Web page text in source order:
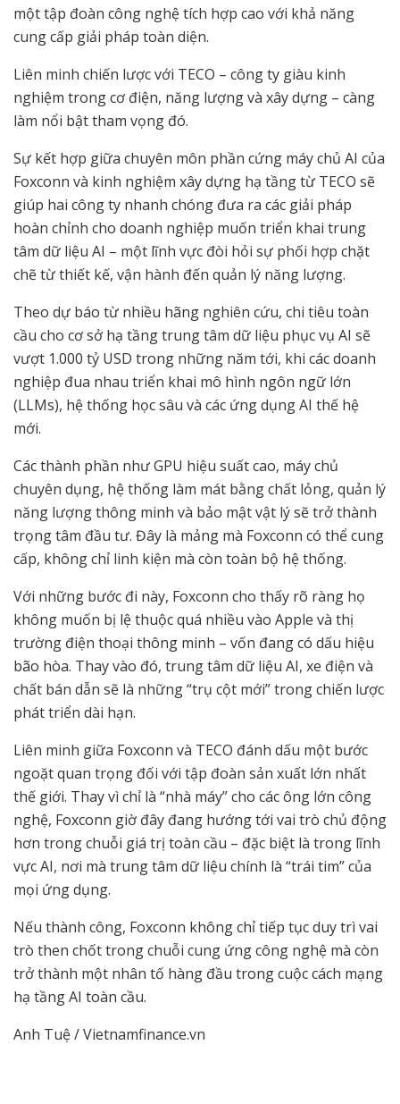
một tập đoàn công nghệ tích hợp cao với khả năng
cung cấp giải pháp toàn diện.
Liên minh chiến lược với TECO – công ty giàu kinh
nghiệm trong cơ điện, năng lượng và xây dựng – càng
làm nổi bật tham vọng đó.
Sự kết hợp giữa chuyên môn phần cứng máy chủ AI của
Foxconn và kinh nghiệm xây dựng hạ tầng từ TECO sẽ
giúp hai công ty nhanh chóng đưa ra các giải pháp
hoàn chỉnh cho doanh nghiệp muốn triển khai trung
tâm dữ liệu AI – một lĩnh vực đòi hỏi sự phối hợp chặt
chẽ từ thiết kế, vận hành đến quản lý năng lượng.
Theo dự báo từ nhiều hãng nghiên cứu, chi tiêu toàn
cầu cho cơ sở hạ tầng trung tâm dữ liệu phục vụ AI sẽ
vượt 1.000 tỷ USD trong những năm tới, khi các doanh
nghiệp đua nhau triển khai mô hình ngôn ngữ lớn
(LLMs), hệ thống học sâu và các ứng dụng AI thế hệ
mới.
Các thành phần như GPU hiệu suất cao, máy chủ
chuyên dụng, hệ thống làm mát bằng chất lỏng, quản lý
năng lượng thông minh và bảo mật vật lý sẽ trở thành
trọng tâm đầu tư. Đây là mảng mà Foxconn có thể cung
cấp, không chỉ linh kiện mà còn toàn bộ hệ thống.
Với những bước đi này, Foxconn cho thấy rõ ràng họ
không muốn bị lệ thuộc quá nhiều vào Apple và thị
trường điện thoại thông minh – vốn đang có dấu hiệu
bão hòa. Thay vào đó, trung tâm dữ liệu AI, xe điện và
chất bán dẫn sẽ là những “trụ cột mới” trong chiến lược
phát triển dài hạn.
Liên minh giữa Foxconn và TECO đánh dấu một bước
ngoặt quan trọng đối với tập đoàn sản xuất lớn nhất
thế giới. Thay vì chỉ là “nhà máy” cho các ông lớn công
nghệ, Foxconn giờ đây đang hướng tới vai trò chủ động
hơn trong chuỗi giá trị toàn cầu – đặc biệt là trong lĩnh
vực AI, nơi mà trung tâm dữ liệu chính là “trái tim” của
mọi ứng dụng.
Nếu thành công, Foxconn không chỉ tiếp tục duy trì vai
trò then chốt trong chuỗi cung ứng công nghệ mà còn
trở thành một nhân tố hàng đầu trong cuộc cách mạng
hạ tầng AI toàn cầu.
Anh Tuệ / Vietnamfinance.vn